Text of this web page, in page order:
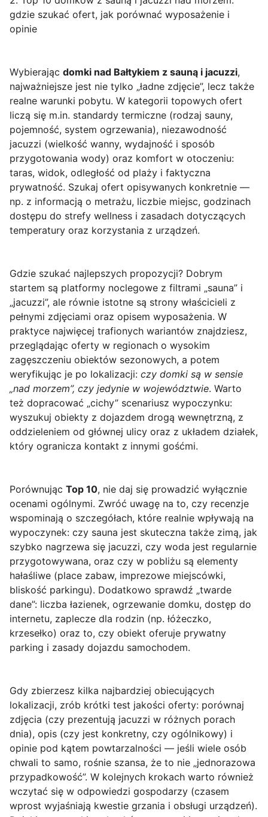
gdzie szukać ofert, jak porównać wyposażenie i
opinie
Wybierając domki nad Bałtykiem z sauną i jacuzzi,
najważniejsze jest nie tylko „ładne zdjęcie”, lecz także
realne warunki pobytu. W kategorii topowych ofert
liczą się m.in. standardy termiczne (rodzaj sauny,
pojemność, system ogrzewania), niezawodność
jacuzzi (wielkość wanny, wydajność i sposób
przygotowania wody) oraz komfort w otoczeniu:
taras, widok, odległość od plaży i faktyczna
prywatność. Szukaj ofert opisywanych konkretnie —
np. z informacją o metrażu, liczbie miejsc, godzinach
dostępu do strefy wellness i zasadach dotyczących
temperatury oraz korzystania z urządzeń.
Gdzie szukać najlepszych propozycji? Dobrym
startem są platformy noclegowe z filtrami „sauna” i
„jacuzzi”, ale równie istotne są strony właścicieli z
pełnymi zdjęciami oraz opisem wyposażenia. W
praktyce najwięcej trafionych wariantów znajdziesz,
przeglądając oferty w regionach o wysokim
zagęszczeniu obiektów sezonowych, a potem
weryfikując je po lokalizacji: czy domki są w sensie
„nad morzem”, czy jedynie w województwie. Warto
też dopracować „cichy” scenariusz wypoczynku:
wyszukuj obiekty z dojazdem drogą wewnętrzną, z
oddzieleniem od głównej ulicy oraz z układem działek,
który ogranicza kontakt z innymi gośćmi.
Porównując Top 10, nie daj się prowadzić wyłącznie
ocenami ogólnymi. Zwróć uwagę na to, czy recenzje
wspominają o szczegółach, które realnie wpływają na
wypoczynek: czy sauna jest skuteczna także zimą, jak
szybko nagrzewa się jacuzzi, czy woda jest regularnie
przygotowywana, oraz czy w pobliżu są elementy
hałaśliwe (place zabaw, imprezowe miejscówki,
bliskość parkingu). Dodatkowo sprawdź „twarde
dane”: liczba łazienek, ogrzewanie domku, dostęp do
internetu, zaplecze dla rodzin (np. łóżeczko,
krzesełko) oraz to, czy obiekt oferuje prywatny
parking i zasady dojazdu samochodem.
Gdy zbierzesz kilka najbardziej obiecujących
lokalizacji, zrób krótki test jakości oferty: porównaj
zdjęcia (czy prezentują jacuzzi w różnych porach
dnia), opis (czy jest konkretny, czy ogólnikowy) i
opinie pod kątem powtarzalności — jeśli wiele osób
chwali to samo, rośnie szansa, że to nie „jednorazowa
przypadkowość”. W kolejnych krokach warto również
wczytać się w odpowiedzi gospodarzy (czasem
wprost wyjaśniają kwestie grzania i obsługi urządzeń).